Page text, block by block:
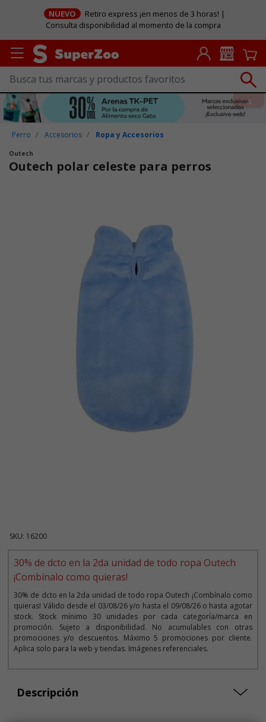
NUEVO
Retiro express ¡en menos de 3 horas! |
Consulta disponibilidad al momento de la compra
Perro Accesorios Ropa y Accesorios
Outech
Outech polar celeste para perros
SKU: 16200
30% de dcto en la 2da unidad de todo ropa Outech
¡Combínalo como quieras!
30% de dcto en la 2da unidad de todo ropa Outech ¡Combínalo como
quieras! Válido desde el 03/08/26 y/o hasta el 09/08/26 o hasta agotar
stock. Stock mínimo 30 unidades por cada categoría/marca en
promoción. Sujeto a disponibilidad. No acumulables con otras
promociones y/o descuentos. Máximo 5 promociones por cliente.
Aplica solo para la web y tiendas. Imágenes referenciales.
Descripción